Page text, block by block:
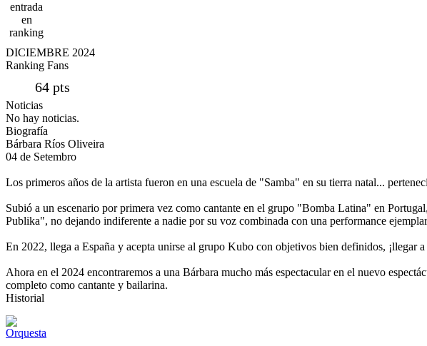
DICIEMBRE 2024
Ranking Fans
64 pts
Noticias
No hay noticias.
Biografía
Bárbara Ríos Oliveira
04 de Setembro
Los primeros años de la artista fueron en una escuela de "Samba" en su tierra natal...
Subió a un escenario por primera vez como cantante en el grupo "Bomba Latina" en
Publika", no dejando indiferente a nadie por su voz combinada con una performance
En 2022, llega a España y acepta unirse al grupo Kubo con objetivos bien definidos, ¡llegar
Ahora en el 2024 encontraremos a una Bárbara mucho más espectacular en el nuevo
completo como cantante y bailarina.
Historial